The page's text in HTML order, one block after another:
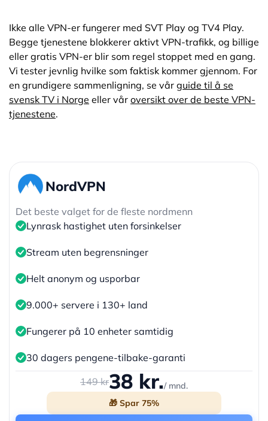
Ikke alle VPN-er fungerer med SVT Play og TV4 Play.
Begge tjenestene blokkerer aktivt VPN-trafikk, og billige
eller gratis VPN-er blir som regel stoppet med en gang.
Vi tester jevnlig hvilke som faktisk kommer gjennom. For
en grundigere sammenligning, se vår guide til å se
svensk TV i Norge eller vår oversikt over de beste VPN-
tjenestene.
NordVPN
Det beste valget for de fleste nordmenn
Lynrask hastighet uten forsinkelser
Stream uten begrensninger
Helt anonym og usporbar
9.000+ servere i 130+ land
Fungerer på 10 enheter samtidig
30 dagers pengene-tilbake-garanti
149 kr38 kr./ mnd.
🎁 Spar 75%